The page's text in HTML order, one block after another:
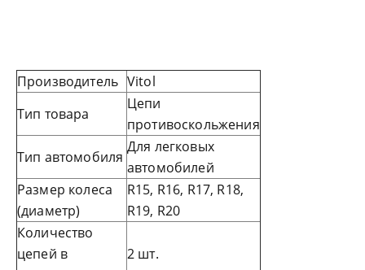
Производитель Vitol
Тип товара
Цепи
противоскольжения
Тип автомобиля
Для легковых
автомобилей
Размер колеса
(диаметр)
R15, R16, R17, R18,
R19, R20
Количество
цепей в
2 шт.